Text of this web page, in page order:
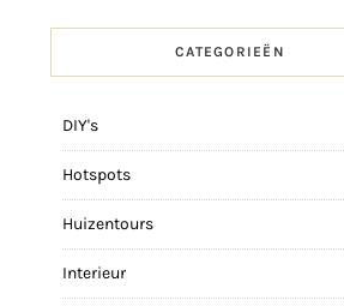
CATEGORIEËN
DIY's
Hotspots
Huizentours
Interieur